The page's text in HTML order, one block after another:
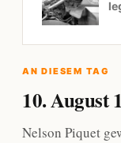
AN DIESEM TAG
10. August
Nelson Piquet